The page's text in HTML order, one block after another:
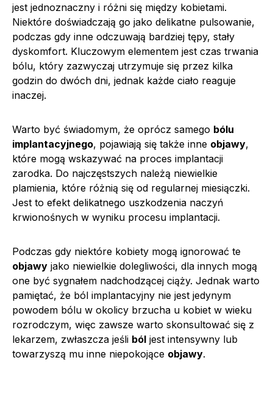
jest jednoznaczny i różni się między kobietami.
Niektóre doświadczają go jako delikatne pulsowanie,
podczas gdy inne odczuwają bardziej tępy, stały
dyskomfort. Kluczowym elementem jest czas trwania
bólu, który zazwyczaj utrzymuje się przez kilka
godzin do dwóch dni, jednak każde ciało reaguje
inaczej.
Warto być świadomym, że oprócz samego bólu
implantacyjnego, pojawiają się także inne objawy,
które mogą wskazywać na proces implantacji
zarodka. Do najczęstszych należą niewielkie
plamienia, które różnią się od regularnej miesiączki.
Jest to efekt delikatnego uszkodzenia naczyń
krwionośnych w wyniku procesu implantacji.
Podczas gdy niektóre kobiety mogą ignorować te
objawy jako niewielkie dolegliwości, dla innych mogą
one być sygnałem nadchodzącej ciąży. Jednak warto
pamiętać, że ból implantacyjny nie jest jedynym
powodem bólu w okolicy brzucha u kobiet w wieku
rozrodczym, więc zawsze warto skonsultować się z
lekarzem, zwłaszcza jeśli ból jest intensywny lub
towarzyszą mu inne niepokojące objawy.